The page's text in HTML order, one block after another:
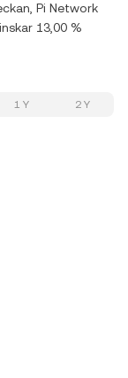
Pi Network
13,00 %
1 Y 2 Y